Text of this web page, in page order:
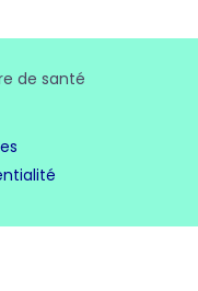
de santé